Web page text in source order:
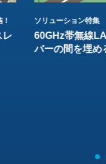
レ
ソリューション特集
60GHz帯無線
バーの間を埋め